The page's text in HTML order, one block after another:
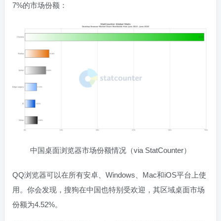
7%的市场份额：
中国桌面浏览器市场份额情况（via StatCounter）
QQ浏览器可以在所有安卓、Windows、Mac和iOS平台上使
用。你会发现，搜狗在中国也特别受欢迎，其区域桌面市场
份额为4.52%。